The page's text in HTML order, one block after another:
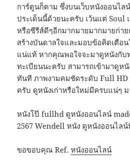
การ์ตูนก็ตาม ซึ่งบนเว็บหนังออนไล
ประเด็นนี้ด้วยนะครับ เว้นแต่ Soul
หรือซีรีส์ดีๆอีกมากมายมากมายก่า
สร้างบันดาลใจและมอบข้อคิดเตือ
แน่แท้ หากคุณพอใจจะมาดูหนังกับพ
ทะเบียนนะครับ สามารถเข้ามาดูหนั
ทันที ภาพงามคมชัดระดับ Full
ครับ ดูหนังเก่าหรือใหม่มีครบแน่ๆ
หนังโป๊ fullhd ดูหนังออนไลน์
2567 Wendell หนัง ดูหนังออนไล
ขอขอบคุณ Ref.หนังออนไลน์